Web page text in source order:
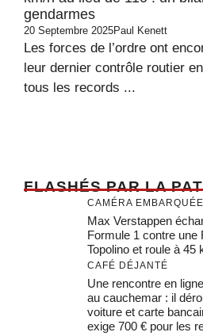
gendarmes
20 Septembre 2025Paul Kenett
Les forces de l’ordre ont
leur dernier contrôle routier
tous les records ...
FLASHÉS PAR LA
CAMÉRA EMBARQUÉE
Max Verstappen
Formule 1 contre une
Topolino et roule à 45
CAFÉ DÉJANTÉ
Une rencontre en
au cauchemar : il
voiture et carte
exige 700 € pour les